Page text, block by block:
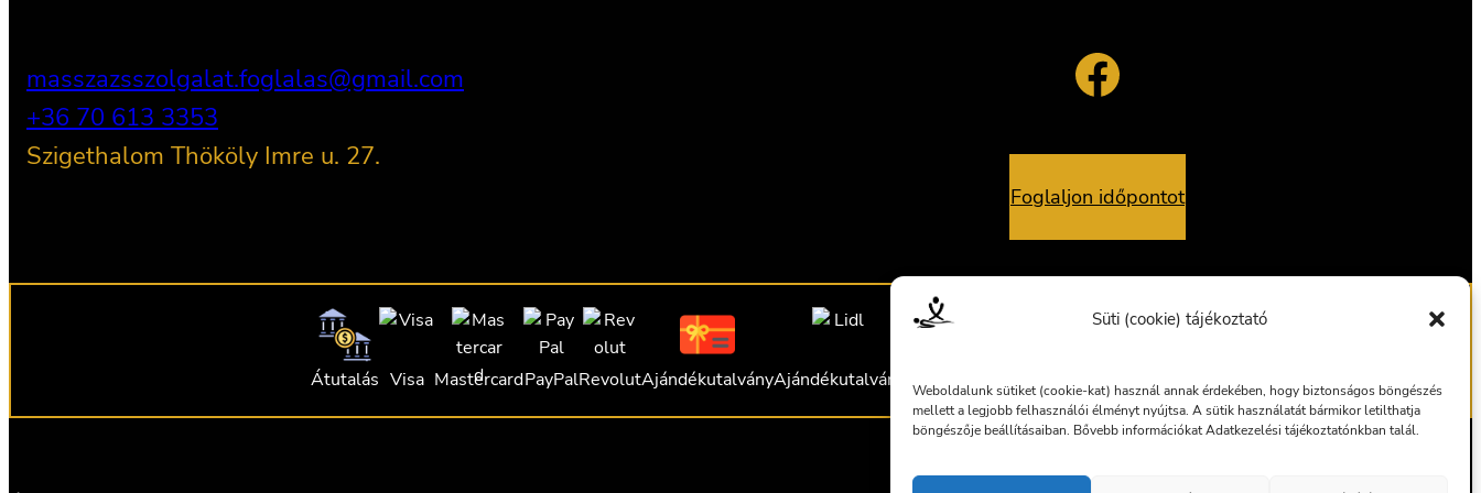
Süti (cookie) tájékoztató
Weboldalunk sütiket (cookie-kat) használ annak érdekében, hogy biztonságos böngészés
mellett a legjobb felhasználói élményt nyújtsa. A sütik használatát bármikor letilthatja
böngészője beállításaiban. Bővebb információkat Adatkezelési tájékoztatónkban talál.
masszazsszolgalat.foglalas@gmail.com
+36 70 613 3353
Szigethalom Thököly Imre u. 27.
Facebook
Foglaljon időpontot
Átutalás Visa MastercardPayPalRevolutAjándékutalványAjándékutalvány Ajándékutalvány Ajándékutalvány